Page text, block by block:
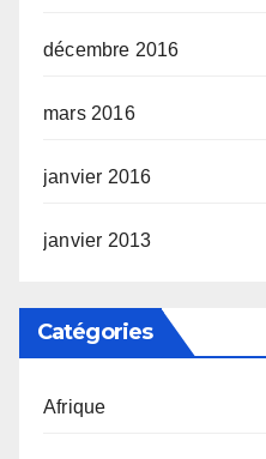
décembre 2016
mars 2016
janvier 2016
janvier 2013
Catégories
Afrique